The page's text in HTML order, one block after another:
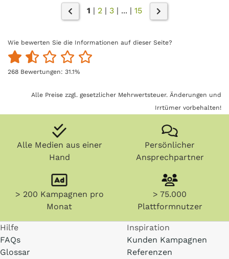
1 | 2 (current)
| 3(current)
| ... | 15(current)
Wie bewerten Sie die Informationen auf dieser Seite?
268 Bewertungen: 31.1%
Alle Preise zzgl. gesetzlicher Mehrwertsteuer. Änderungen und
Irrtümer vorbehalten!
Alle Medien aus einer
Hand
Persönlicher
Ansprechpartner
> 200 Kampagnen pro
Monat
> 75.000
Plattformnutzer
Hilfe
FAQs
Glossar
Inspiration
Kunden Kampagnen
Referenzen